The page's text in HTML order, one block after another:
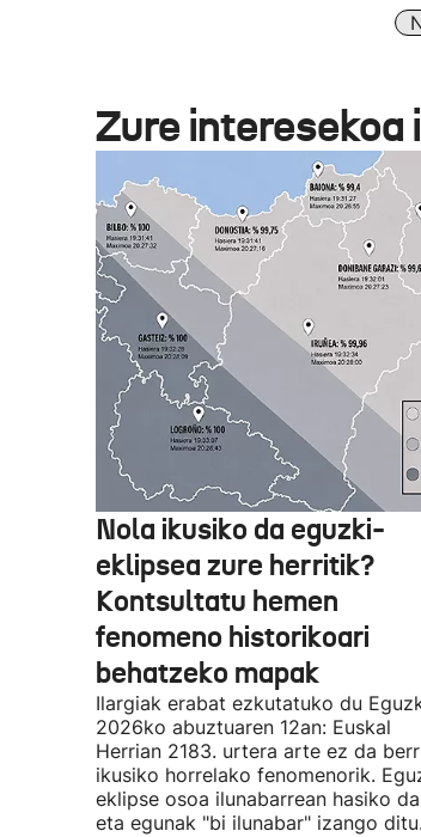
Zure interesekoa
Nola ikusiko da eguzki-
eklipsea zure herritik?
Kontsultatu hemen
fenomeno historikoari
behatzeko mapak
Ilargiak erabat ezkutatuko du
2026ko abuztuaren 12an: Euskal
Herrian 2183. urtera arte ez da
ikusiko horrelako fenomenorik.
eklipse osoa ilunabarrean hasiko
eta egunak "bi ilunabar" izango ditu.